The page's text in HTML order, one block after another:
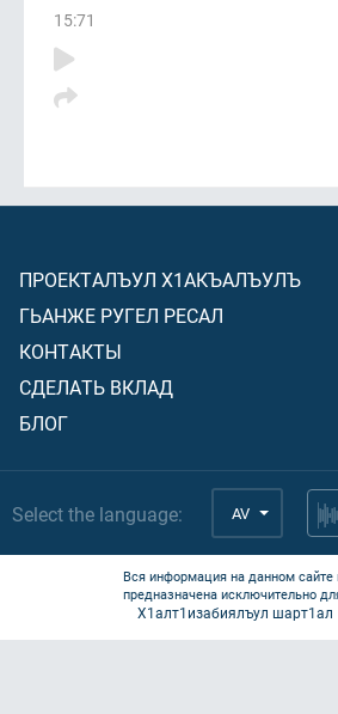
15:71
ПРОЕКТАЛЪУЛ Х1АКЪАЛЪУЛЪ
ГЬАНЖЕ РУГЕЛ РЕСАЛ
КОНТАКТЫ
СДЕЛАТЬ ВКЛАД
БЛОГ
Select the language: AV
Вся информация на данном сайте
предназначена исключительно
Х1алт1изабиялъул шарт1ал